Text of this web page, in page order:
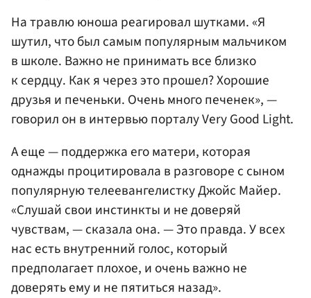
На травлю юноша реагировал шутками. «Я
шутил, что был самым популярным мальчиком
в школе. Важно не принимать все близко
к сердцу. Как я через это прошел? Хорошие
друзья и печеньки. Очень много печенек», —
говорил он в интервью порталу Very Good Light.
А еще — поддержка его матери, которая
однажды процитировала в разговоре с сыном
популярную телеевангелистку Джойс Майер.
«Слушай свои инстинкты и не доверяй
чувствам, — сказала она. — Это правда. У всех
нас есть внутренний голос, который
предполагает плохое, и очень важно не
доверять ему и не пятиться назад».